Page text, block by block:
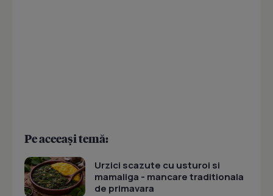
Pe aceeași temă:
Urzici scazute cu usturoi si
mamaliga - mancare traditionala
de primavara